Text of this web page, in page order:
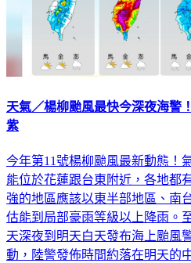
天氣／楊柳颱風最快今深夜海
紫
今年第11號楊柳颱風最新動態！
能位於花蓮跟台東附近，各地都
強的地區應該以東半部地區、南
估能到局部豪雨等級以上降雨。
天深夜到明天白天發布海上颱風
動，陸警發佈時間約落在明天的